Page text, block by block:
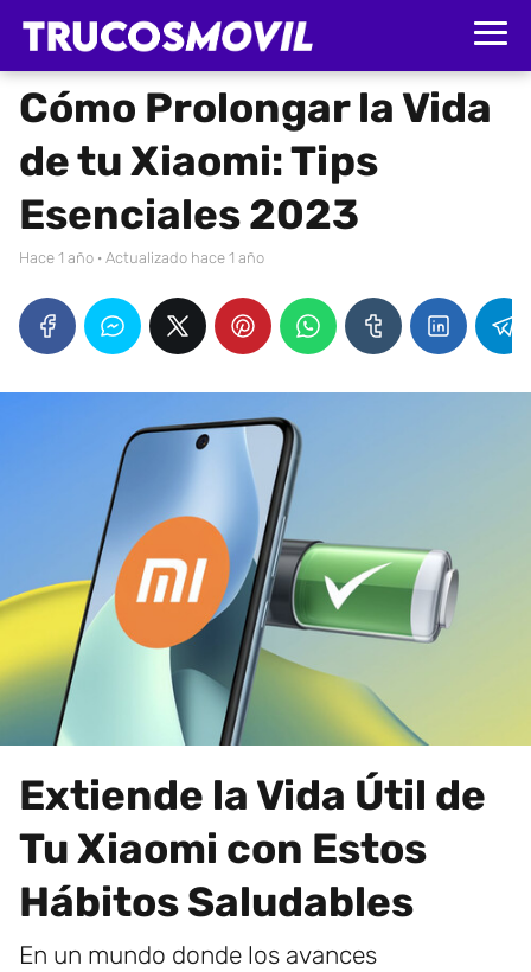
Cómo Prolongar la Vida
de tu Xiaomi: Tips
Esenciales 2023
hace 1 año · Actualizado hace 1 año
Extiende la Vida Útil de
Tu Xiaomi con Estos
Hábitos Saludables
En un mundo donde los avances